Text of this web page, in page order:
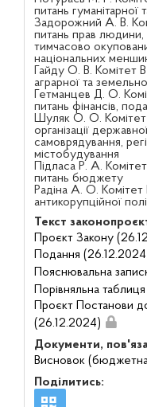
питань гуманітарної
Задорожний А. В.
питань прав людини,
тимчасово
національних
Гайду О. В. Комітет
аграрної та
Гетманцев Д. О.
питань фінансів,
Шуляк О. О. Комітет
організації
самоврядування,
містобудування
Підласа Р. А.
питань бюджету
Радіна А. О. Комітет
антикорупційної
Текст
Проєкт Закону
Подання
Пояснювальна
Порівняльна
Проєкт Постанови
(26.12.2024)
Документи,
Висновок
Поділитись: